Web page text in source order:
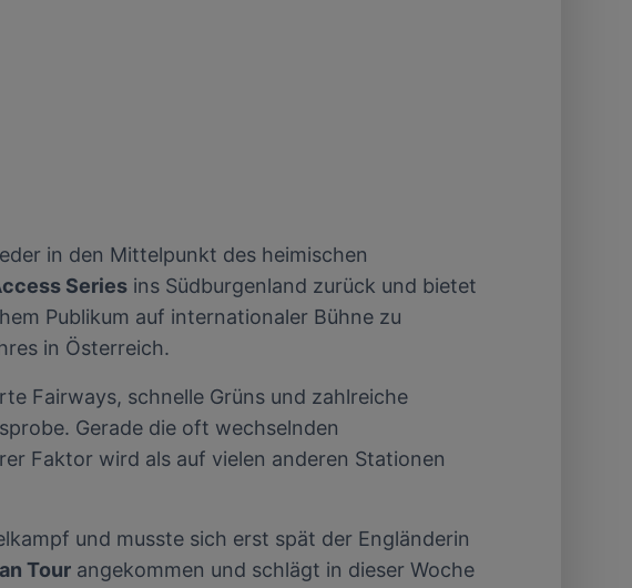
in den Mittelpunkt des heimischen
Series ins Südburgenland zurück und bietet
Publikum auf internationaler Bühne zu
in Österreich.
Fairways, schnelle Grüns und zahlreiche
Gerade die oft wechselnden
Faktor wird als auf vielen anderen Stationen
und musste sich erst spät der Engländerin
Tour angekommen und schlägt in dieser Woche